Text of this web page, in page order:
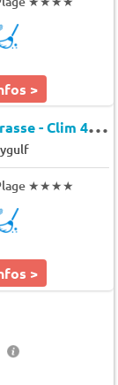
>
M
obil home - Terrasse - Clim 4 pers.
★★★★
>